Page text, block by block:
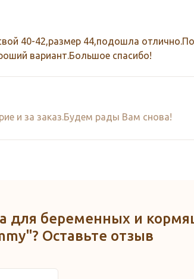
40-42,размер 44,подошла
вариант.Большое спасибо!
и за заказ.Будем рады Вам снова!
для беременных и
Оставьте отзыв